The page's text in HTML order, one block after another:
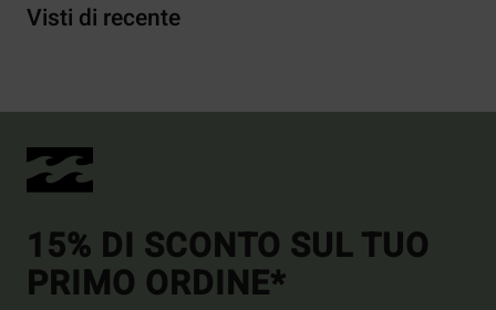
Visti di recente
15% DI SCONTO SUL TUO
PRIMO ORDINE*